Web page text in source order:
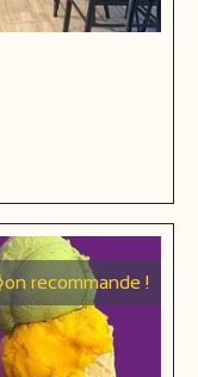
on recommande !